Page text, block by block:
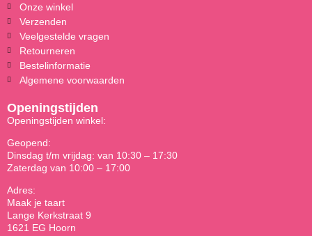
Onze winkel
Verzenden
Veelgestelde vragen
Retourneren
Bestelinformatie
Algemene voorwaarden
Openingstijden
Openingstijden winkel:
Geopend:
Dinsdag t/m vrijdag: van 10:30 – 17:30
Zaterdag van 10:00 – 17:00
Adres:
Maak je taart
Lange Kerkstraat 9
1621 EG Hoorn